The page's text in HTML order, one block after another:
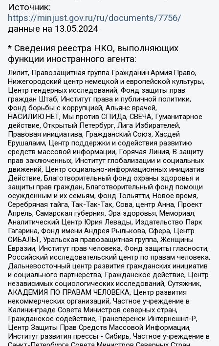
Источник:
https://minjust.gov.ru/ru/documents/7756/
данные на 13.05.2024
* Сведения реестра НКО, выполняющих
функции иностранного агента:
Лилит, Правозащитная группа Гражданин.Армия.Право,
Нижегородский центр немецкой и европейской культуры,
Центр гендерных исследований, Фонд защиты прав
граждан Штаб, Институт права и публичной политики,
Фонд борьбы с коррупцией, Альянс врачей,
НАСИЛИЮ.НЕТ, Мы против СПИДа, СВЕЧА, Гуманитарное
действие, Открытый Петербург, Лига Избирателей,
Правовая инициатива, Гражданский Союз, Хасдей
Ерушалаим, Центр поддержки и содействия развитию
средств массовой информации, Горячая Линия, В защиту
прав заключенных, Институт глобализации и социальных
движений, Центр социально-информационных инициатив
Действие, Благотворительный фонд охраны здоровья и
защиты прав граждан, Благотворительный фонд помощи
осужденным и их семьям, Фонд Тольятти, Новое время,
Серебряная тайга, Так-Так-Так, Сова, центр Анна, Проект
Апрель, Самарская губерния, Эра здоровья, Мемориал,
Аналитический Центр Юрия Левады, Издательство Парк
Гагарина, Фонд имени Андрея Рылькова, Сфера, Центр
СИБАЛЬТ, Уральская правозащитная группа, Женщины
Евразии, Институт прав человека, Фонд защиты гласности,
Российский исследовательский центр по правам человека,
Дальневосточный центр развития гражданских инициатив
и социального партнерства, Гражданское действие, Центр
независимых социологических исследований, Сутяжник,
АКАДЕМИЯ ПО ПРАВАМ ЧЕЛОВЕКА, Центр развития
некоммерческих организаций, Частное учреждение в
Калининграде Совета Министров северных стран,
Гражданское содействие, Трансперенси Интернешнл-Р,
Центр Защиты Прав Средств Массовой Информации,
Институт развития прессы - Сибирь, Частное учреждение в